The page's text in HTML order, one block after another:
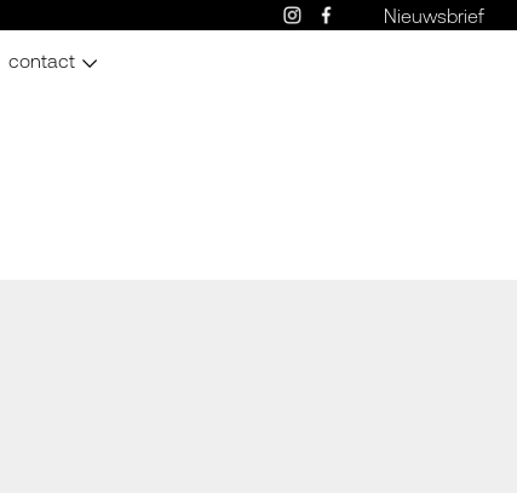
Nieuwsbrief
contact